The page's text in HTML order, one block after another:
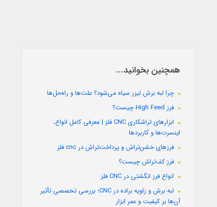
همچنین بخوانید...
چرا لبه برش لیزر سیاه می‌شود؟ علت‌ها و راه‌حل‌ها
فرز High Feed چیست؟
ابزارهای تراشکاری CNC فلز | معرفی کامل انواع،
اینسرت‌ها و کاربردها
فرزهای خشن‌تراش و پرداخت‌تراش در cnc فلز
فرز کف‌تراش چیست؟
انواع فرز انگشتی در CNC فلز
لبه برش و زاویه براده در CNC؛ بررسی تخصصی تأثیر
آن‌ها بر کیفیت و عمر ابزار